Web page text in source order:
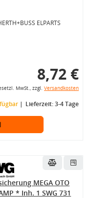
ELPARTS
8,72 €
MwSt., zzgl. Versandkosten
Lieferzeit: 3-4 Tage
MEGA OTO
* Inh. 1 SWG 731